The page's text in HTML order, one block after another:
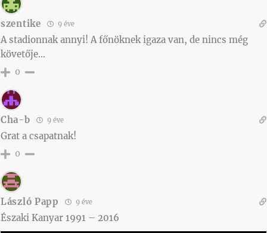
szentike 9 éve
A stadionnak annyi! A főnöknek igaza van, de nincs még
követője…
0
Cha-b 9 éve
Grat a csapatnak!
0
László Papp 9 éve
Északi Kanyar 1991 – 2016